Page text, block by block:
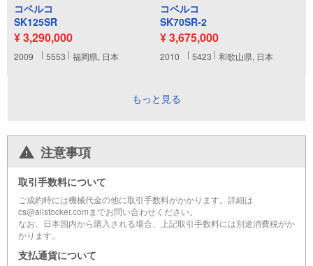
コベルコ
SK125SR
¥ 3,290,000
2009 5553 福岡県, 日本
コベルコ
SK70SR-2
¥ 3,675,000
2010 5423 和歌山県, 日本
もっと見る
注意事項
取引手数料について
ご成約時には機械代金の他に取引手数料がかかります。詳細は
cs@allstocker.comまでお問い合わせください。
なお、日本国内から購入される場合、上記取引手数料には別途消費税がか
かります。
支払通貨について